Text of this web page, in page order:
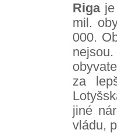
Riga
mil.
000.
za
jiné
vládu,